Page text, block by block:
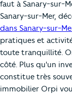
faut à Sanary-sur-
Sanary-sur-Mer,
dans Sanary-sur-
pratiques et
toute tranquillité.
côté. Plus qu'un
constitue très
immobilier Orpi